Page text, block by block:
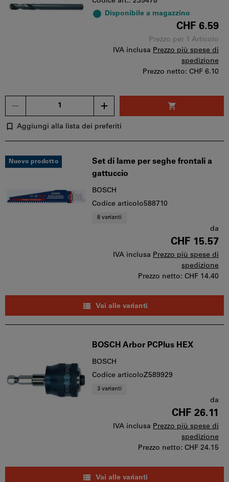
Disponibile a magazzino
CHF 6.59
Prezzo per 1 Articolo
IVA inclusa Prezzo più spese di
spedizione
Prezzo netto: CHF 6.10
Aggiungi alla lista dei preferiti
Nuovo prodotto
Set di lame per seghe frontali a
gattuccio
BOSCH
Codice articolo588710
8 varianti
da
CHF 15.57
IVA inclusa Prezzo più spese di
spedizione
Prezzo netto: CHF 14.40
Vai alle varianti
BOSCH Arbor PCPlus HEX
BOSCH
Codice articoloZ589929
3 varianti
da
CHF 26.11
IVA inclusa Prezzo più spese di
spedizione
Prezzo netto: CHF 24.15
Vai alle varianti